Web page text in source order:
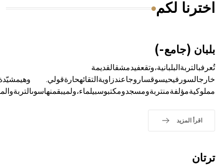
هل تعلم أن الأبسيد كلمة فرنسية اللفظ تم اعتمادها مصطلحاً
- هل تعلم أن أبجر Abgar اسم معروف جيداً يعود إلى عدد من
التاسع، وهم ينتسبون إلى أسرة أوسروين
لكم
(جامع-)
وهيمشيّدة
اقرأ المزيد